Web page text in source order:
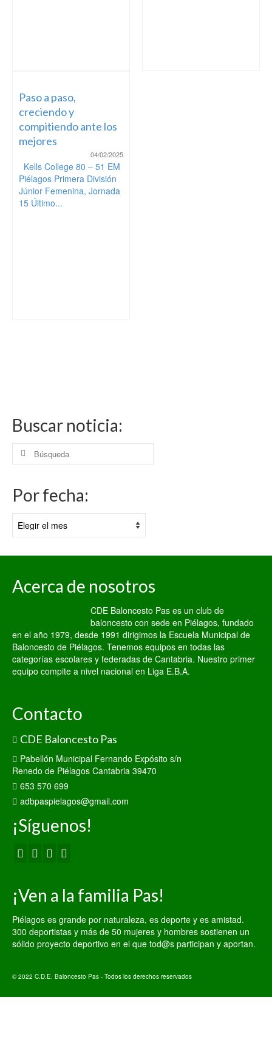
Paso a paso,
creciendo y
compitiendo ante los
mejores
04/02/2025
Kells College 80 – 51 EM
Piélagos Primera División
Júnior Femenina, Jornada
15 Último...
Buscar noticia:
Buscar
Por fecha:
fecha:
Acerca de nosotros
CDE Baloncesto Pas es un club de
baloncesto con sede en Piélagos, fundado
en el año 1979, desde 1991 dirigimos la Escuela Municipal de
Baloncesto de Piélagos. Tenemos equipos en todas las
categorías escolares y federadas de Cantabria. Nuestro primer
equipo compite a nivel nacional en Liga E.B.A.
Contacto
CDE Baloncesto Pas
Pabellón Municipal Fernando Expósito s/n
Renedo de Piélagos Cantabria 39470
653 570 699
adbpaspielagos@gmail.com
¡Síguenos!
¡Ven a la familia Pas!
Piélagos es grande por naturaleza, es deporte y es amistad.
300 deportistas y más de 50 mujeres y hombres sostienen un
sólido proyecto deportivo en el que tod@s participan y aportan.
© 2022 C.D.E. Baloncesto Pas - Todos los derechos reservados